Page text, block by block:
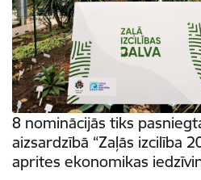
8 nominācijās tiks
aizsardzībā “Zaļās izcilība
aprites ekonomikas